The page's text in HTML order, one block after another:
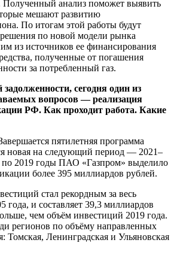
Полученный анализ поможет выявить
мешают развитию
По итогам этой работы будут
по новой модели рынка
из источников ее финансирования
полученные от погашения
за потребленный газ.
сегодня один из
вопросов — реализация
РФ. Как проходит работа. Какие
пятилетняя программа
новая на следующий период — 2021–
по 2019 годы ПАО «Газпром» выделило
более 395 миллиардов рублей.
стал рекордным за весь
года, и составляет 39,3 миллиардов
чем объём инвестиций 2019 года.
регионов по объёму направленных
Томская, Ленинградская и Ульяновская